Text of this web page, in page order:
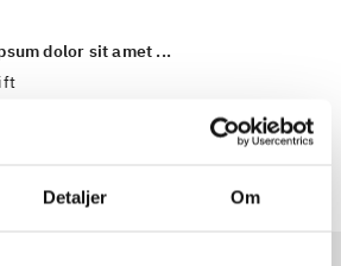
Detaljer Om
dolor sit amet ...